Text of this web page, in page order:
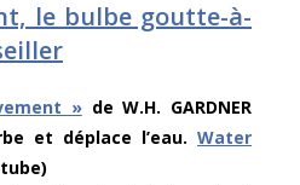
le bulbe goutte-à-
»de W.H. GARDNER
et déplace l’eau. Water